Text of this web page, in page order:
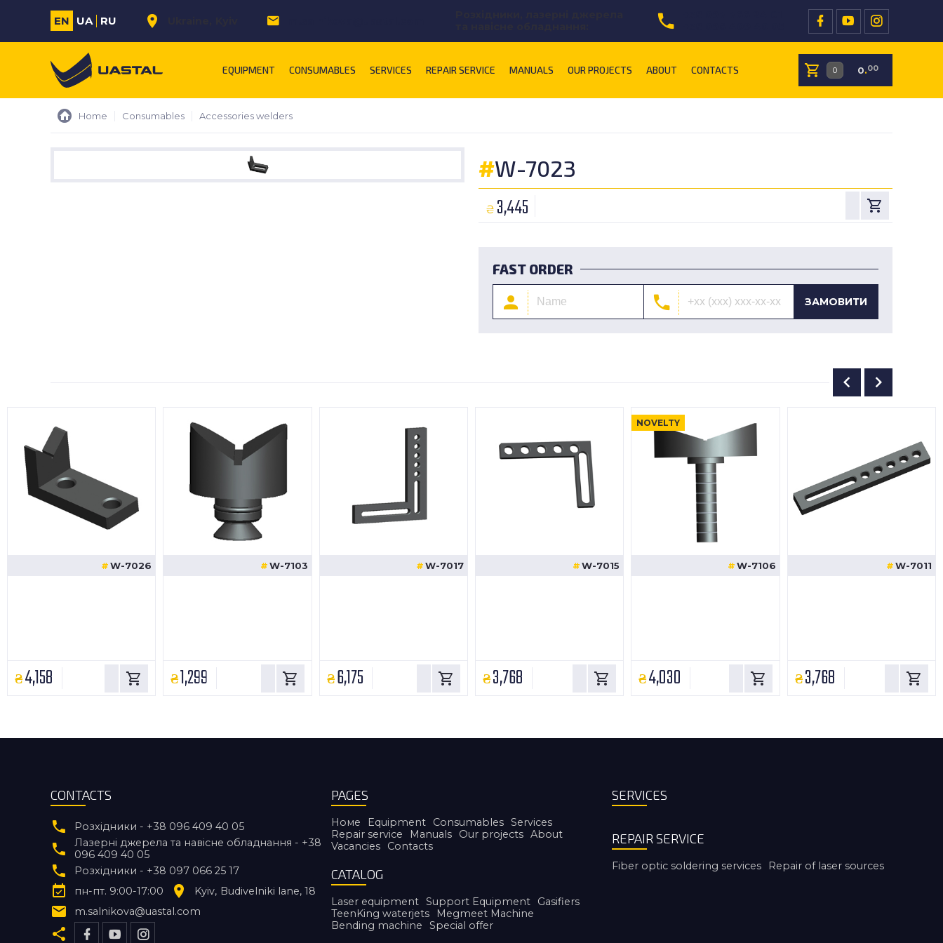
EN UA RU
EQUIPMENT CONSUMABLES SERVICES REPAIR SERVICE MANUALS OUR PROJECTS ABOUT CONTACTS 0.00
Home Consumables Accessories welders
#W-7023
₴ 3,445
FAST ORDER
ЗАМОВИТИ
W-7026
4,158
W-7103
1,299
W-7017
6,175
W-7015
3,768
NOVELTY
W-7106
4,030
W-7011
3,768
CONTACTS
Розхідники - +38 096 409 40 05
Лазерні джерела та навісне обладнання - +38
096 409 40 05
Розхідники - +38 097 066 25 17
пн-пт. 9:00-17:00
Kyiv Budivelniki lane, 18
m.salnikova@uastal.com
PAGES
Номе Equipment Consumables Services
Repair service
Manuals Our projects About
Vacancies
Contacts
CATALOG
Laser equipment Support Equipment
Gasifiers
TeenKing waterjets
Megmeet Machine
Bending machine
Special offer
SERVICES
REPAIR SERVICE
Fiber optic soldering services Repair of laser sources